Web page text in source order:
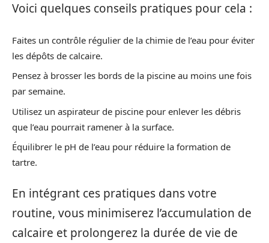
Voici quelques conseils pratiques pour cela :
Faites un contrôle régulier de la chimie de l’eau pour éviter
les dépôts de calcaire.
Pensez à brosser les bords de la piscine au moins une fois
par semaine.
Utilisez un aspirateur de piscine pour enlever les débris
que l’eau pourrait ramener à la surface.
Équilibrer le pH de l’eau pour réduire la formation de
tartre.
En intégrant ces pratiques dans votre
routine, vous minimiserez l’accumulation de
calcaire et prolongerez la durée de vie de